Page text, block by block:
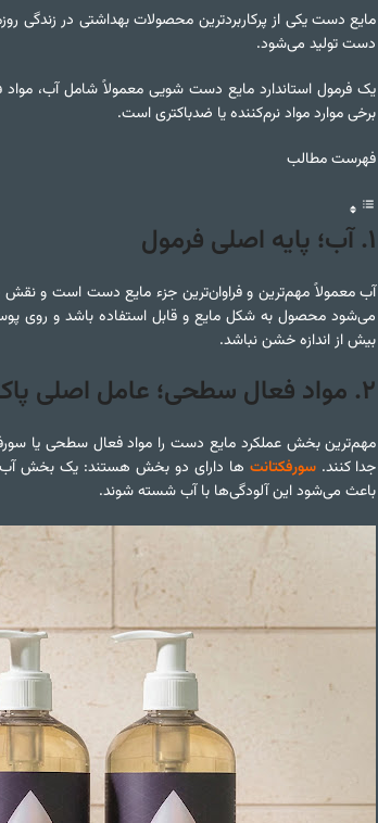
مایع دست یکی از پرکاربردترین محصولات بهداشتی در
دست تولید می‌شود.
برخی موارد مواد نرم‌کننده یا ضدباکتری است.
فهرست مطالب
۱.آب؛ پایه اصلی فرمول
آب معمولاً مهم‌ترین و فراوان‌ترین جزء مایع دست است و
می‌شود محصول به شکل مایع و قابل استفاده باشد و روی
بیش از اندازه خشن نباشد.
۲. مواد فعال سطحی؛ عامل اصلی
مهم‌ترین بخش عملکرد مایع دست را مواد فعال سطحی یا
جدا کنند.سورفکتانت‌ ها دارای دو بخش هستند: یک بخش
باعث می‌شود این آلودگی‌ها با آب شسته شوند.